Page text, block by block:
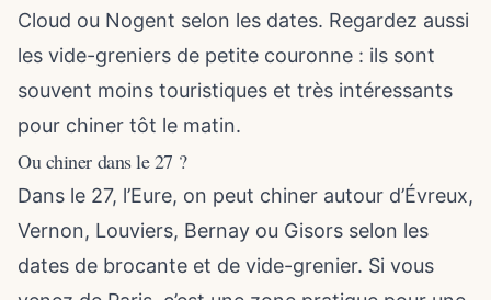
Cloud ou Nogent selon les dates. Regardez aussi
les vide-greniers de petite couronne : ils sont
souvent moins touristiques et très intéressants
pour chiner tôt le matin.
Ou chiner dans le 27 ?
Dans le 27, l’Eure, on peut chiner autour d’Évreux,
Vernon, Louviers, Bernay ou Gisors selon les
dates de brocante et de vide-grenier. Si vous